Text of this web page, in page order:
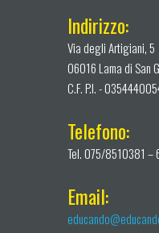
Indirizzo:
Via degli Artigiani, 5
06016 Lama di San
C.F. P.I. -
Telefono:
Tel. 075/8510381 –
Email: